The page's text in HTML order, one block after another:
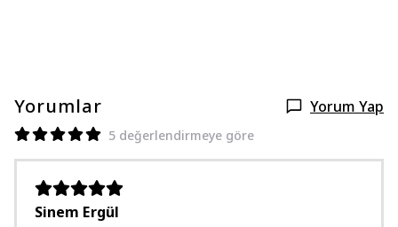
Yorumlar Yorum Yap
5 değerlendirmeye göre
Sinem Ergül